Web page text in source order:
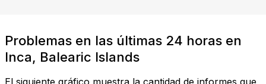
Problemas en las últimas 24 horas en
Inca, Balearic Islands